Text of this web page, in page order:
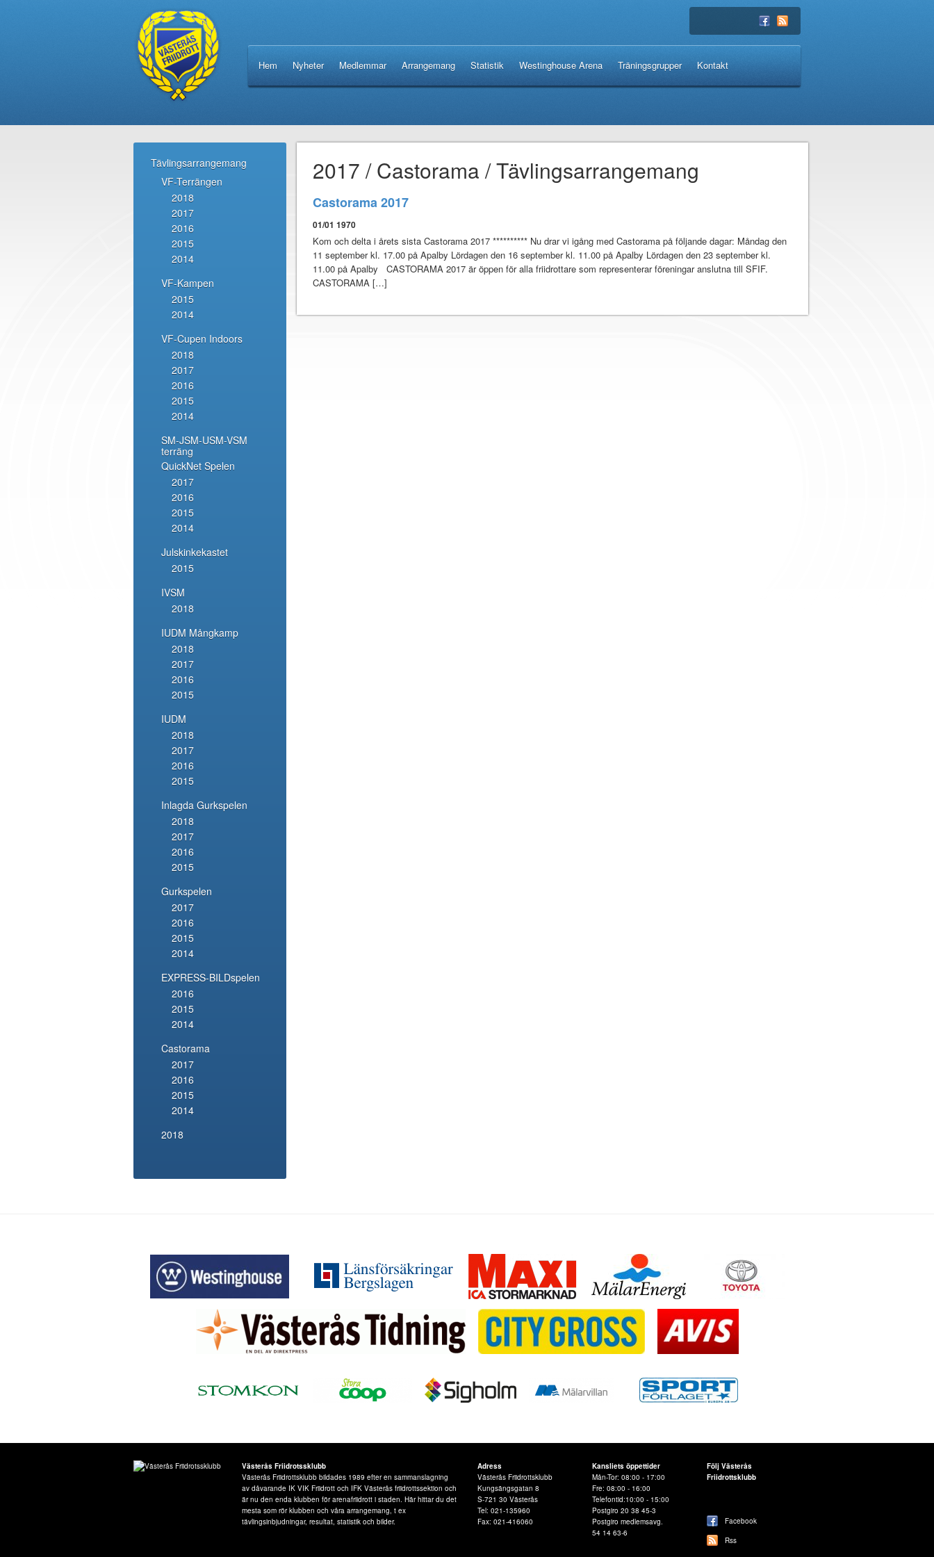
Hem Nyheter Medlemmar Arrangemang Statistik Westinghouse Arena Träningsgrupper Kontakt
Tävlingsarrangemang
VF-Terrängen
2018
2017
2016
2015
2014
VF-Kampen
2015
2014
VF-Cupen Indoors
2018
2017
2016
2015
2014
SM-JSM-USM-VSM
terräng
QuickNet Spelen
2017
2016
2015
2014
Julskinkekastet
2015
IVSM
2018
IUDM Mångkamp
2018
2017
2016
2015
IUDM
2018
2017
2016
2015
Inlagda Gurkspelen
2018
2017
2016
2015
Gurkspelen
2017
2016
2015
2014
EXPRESS-BILDspelen
2016
2015
2014
Castorama
2017
2016
2015
2014
2018
2017 / Castorama / Tävlingsarrangemang
Castorama 2017
01/01 1970
Kom och delta i årets sista Castorama 2017 ********** Nu drar vi igång med Castorama på följande dagar: Måndag den
11 september kl. 17.00 på Apalby Lördagen den 16 september kl. 11.00 på Apalby Lördagen den 23 september kl.
11.00 på Apalby CASTORAMA 2017 är öppen för alla friidrottare som representerar föreningar anslutna till SFIF.
CASTORAMA […]
Västerås Friidrotssklubb
Västerås Friidrottsklubb bildades 1989 efter en sammanslagning
av dåvarande IK VIK Friidrott och IFK Västerås friidrottssektion och
är nu den enda klubben för arenafriidrott i staden. Här hittar du det
mesta som rör klubben och våra arrangemang, t ex
tävlingsinbjudningar, resultat, statistik och bilder.
Adress
Västerås Friidrottsklubb
Kungsängsgatan 8
S-721 30 Västerås
Tel: 021-135960
Fax: 021-416060
Kansliets öppettider
Mån-Tor: 08:00 - 17:00
Fre: 08:00 - 16:00
Telefontid:10:00 - 15:00
Postgiro 20 38 45-3
Postgiro medlemsavg.
54 14 63-6
Följ Västerås
Friidrottsklubb
Facebook
Rss